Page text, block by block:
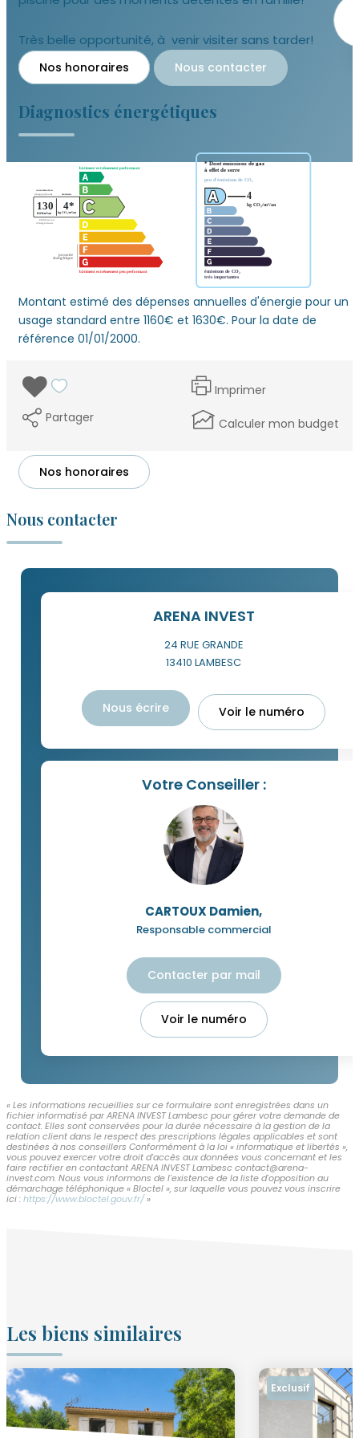
Très belle opportunité, à venir visiter sans tarder!
Nos honoraires Nous contacter
Diagnostics énergétiques
Montant estimé des dépenses annuelles d'énergie pour un
usage standard entre 1160€ et 1630€. Pour la date de
référence 01/01/2000.
Imprimer
Partager
Calculer mon budget
Nos honoraires
Nous contacter
ARENA INVEST
24 RUE GRANDE
13410 LAMBESC
Nous écrire Voir le numéro
Votre Conseiller :
CARTOUX Damien,
Responsable commercial
Contacter par mail
Voir le numéro
« Les informations recueillies sur ce formulaire sont enregistrées dans un
fichier informatisé par ARENA INVEST Lambesc pour gérer votre demande de
contact. Elles sont conservées pour la durée nécessaire à la gestion de la
relation client dans le respect des prescriptions légales applicables et sont
destinées à nos conseillers Conformément à la loi « informatique et libertés »,
vous pouvez exercer votre droit d'accès aux données vous concernant et les
faire rectifier en contactant ARENA INVEST Lambesc contact@arena-
invest.com. Nous vous informons de l'existence de la liste d'opposition au
démarchage téléphonique « Bloctel », sur laquelle vous pouvez vous inscrire
ici : https://www.bloctel.gouv.fr/»
Les biens similaires
Exclusif